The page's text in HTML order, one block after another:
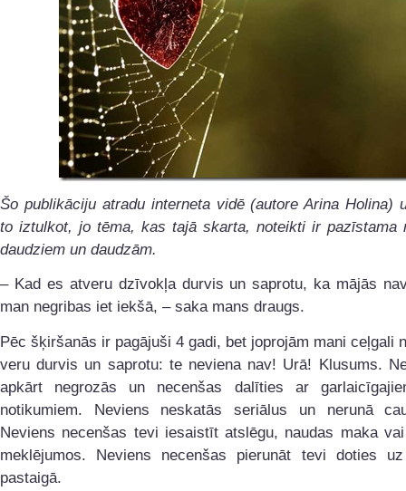
Šo publikāciju atradu interneta vidē (autore Arina Holina)
to iztulkot, jo tēma, kas tajā skarta, noteikti ir pazīstama
daudziem un daudzām.
– Kad es atveru dzīvokļa durvis un saprotu, ka mājās
man negribas iet iekšā, – saka mans draugs.
Pēc šķiršanās ir pagājuši 4 gadi, bet joprojām mani ceļgali
veru durvis un saprotu: te neviena nav! Urā! Klusums.
apkārt negrozās un necenšas dalīties ar
notikumiem. Neviens neskatās seriālus un nerunā
Neviens necenšas tevi iesaistīt atslēgu, naudas maka
meklējumos. Neviens necenšas pierunāt tevi doties
pastaigā.